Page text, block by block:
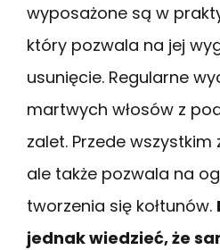
wyposażone są w
który pozwala na jej
usunięcie. Regularne
martwych włosów z
zalet. Przede
ale także pozwala na
tworzenia się kołtunów.
jednak wiedzieć, że